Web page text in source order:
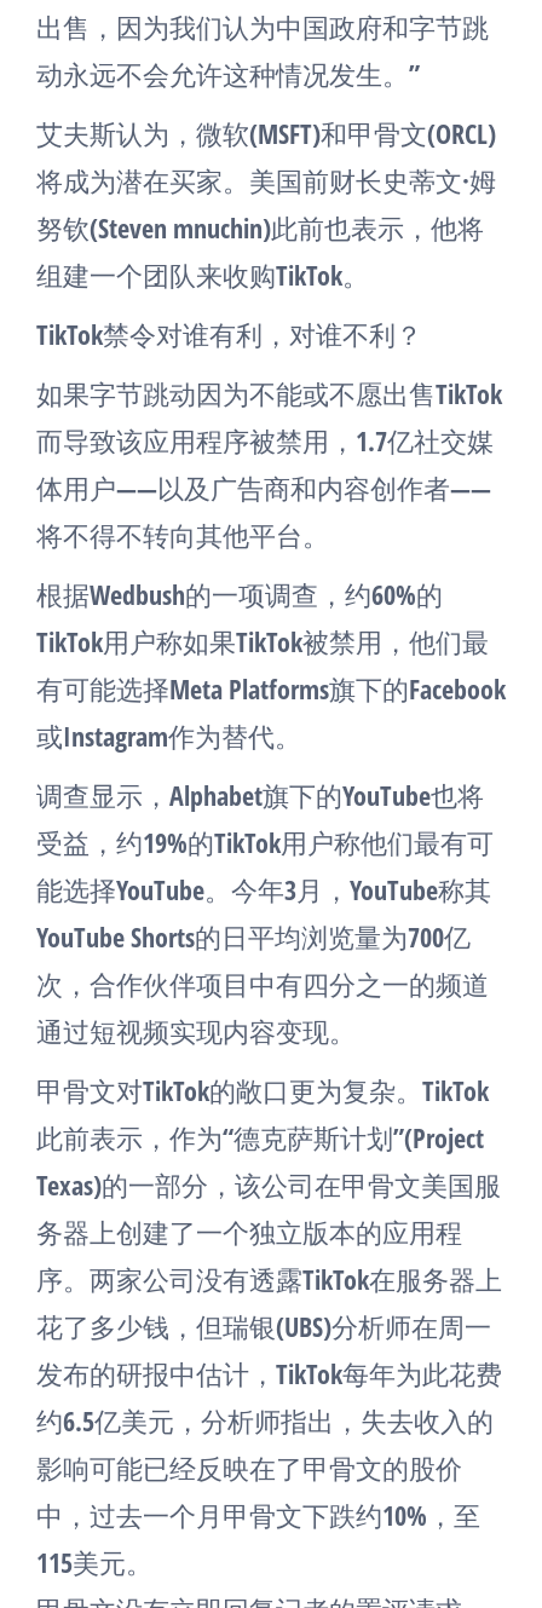
出售，因为我们认为中国政府和字节跳
动永远不会允许这种情况发生。”
艾夫斯认为，微软(MSFT)和甲骨文(ORCL)
将成为潜在买家。美国前财长史蒂文·姆
努钦(Steven mnuchin)此前也表示，他将
组建一个团队来收购TikTok。
TikTok禁令对谁有利，对谁不利？
如果字节跳动因为不能或不愿出售TikTok
而导致该应用程序被禁用，1.7亿社交媒
体用户——以及广告商和内容创作者——
将不得不转向其他平台。
根据Wedbush的一项调查，约60%的
TikTok用户称如果TikTok被禁用，他们最
有可能选择Meta Platforms旗下的Facebook
或Instagram作为替代。
调查显示，Alphabet旗下的YouTube也将
受益，约19%的TikTok用户称他们最有可
能选择YouTube。今年3月，YouTube称其
YouTube Shorts的日平均浏览量为700亿
次，合作伙伴项目中有四分之一的频道
通过短视频实现内容变现。
甲骨文对TikTok的敞口更为复杂。TikTok
此前表示，作为“德克萨斯计划”(Project
Texas)的一部分，该公司在甲骨文美国服
务器上创建了一个独立版本的应用程
序。两家公司没有透露TikTok在服务器上
花了多少钱，但瑞银(UBS)分析师在周一
发布的研报中估计，TikTok每年为此花费
约6.5亿美元，分析师指出，失去收入的
影响可能已经反映在了甲骨文的股价
中，过去一个月甲骨文下跌约10%，至
115美元。